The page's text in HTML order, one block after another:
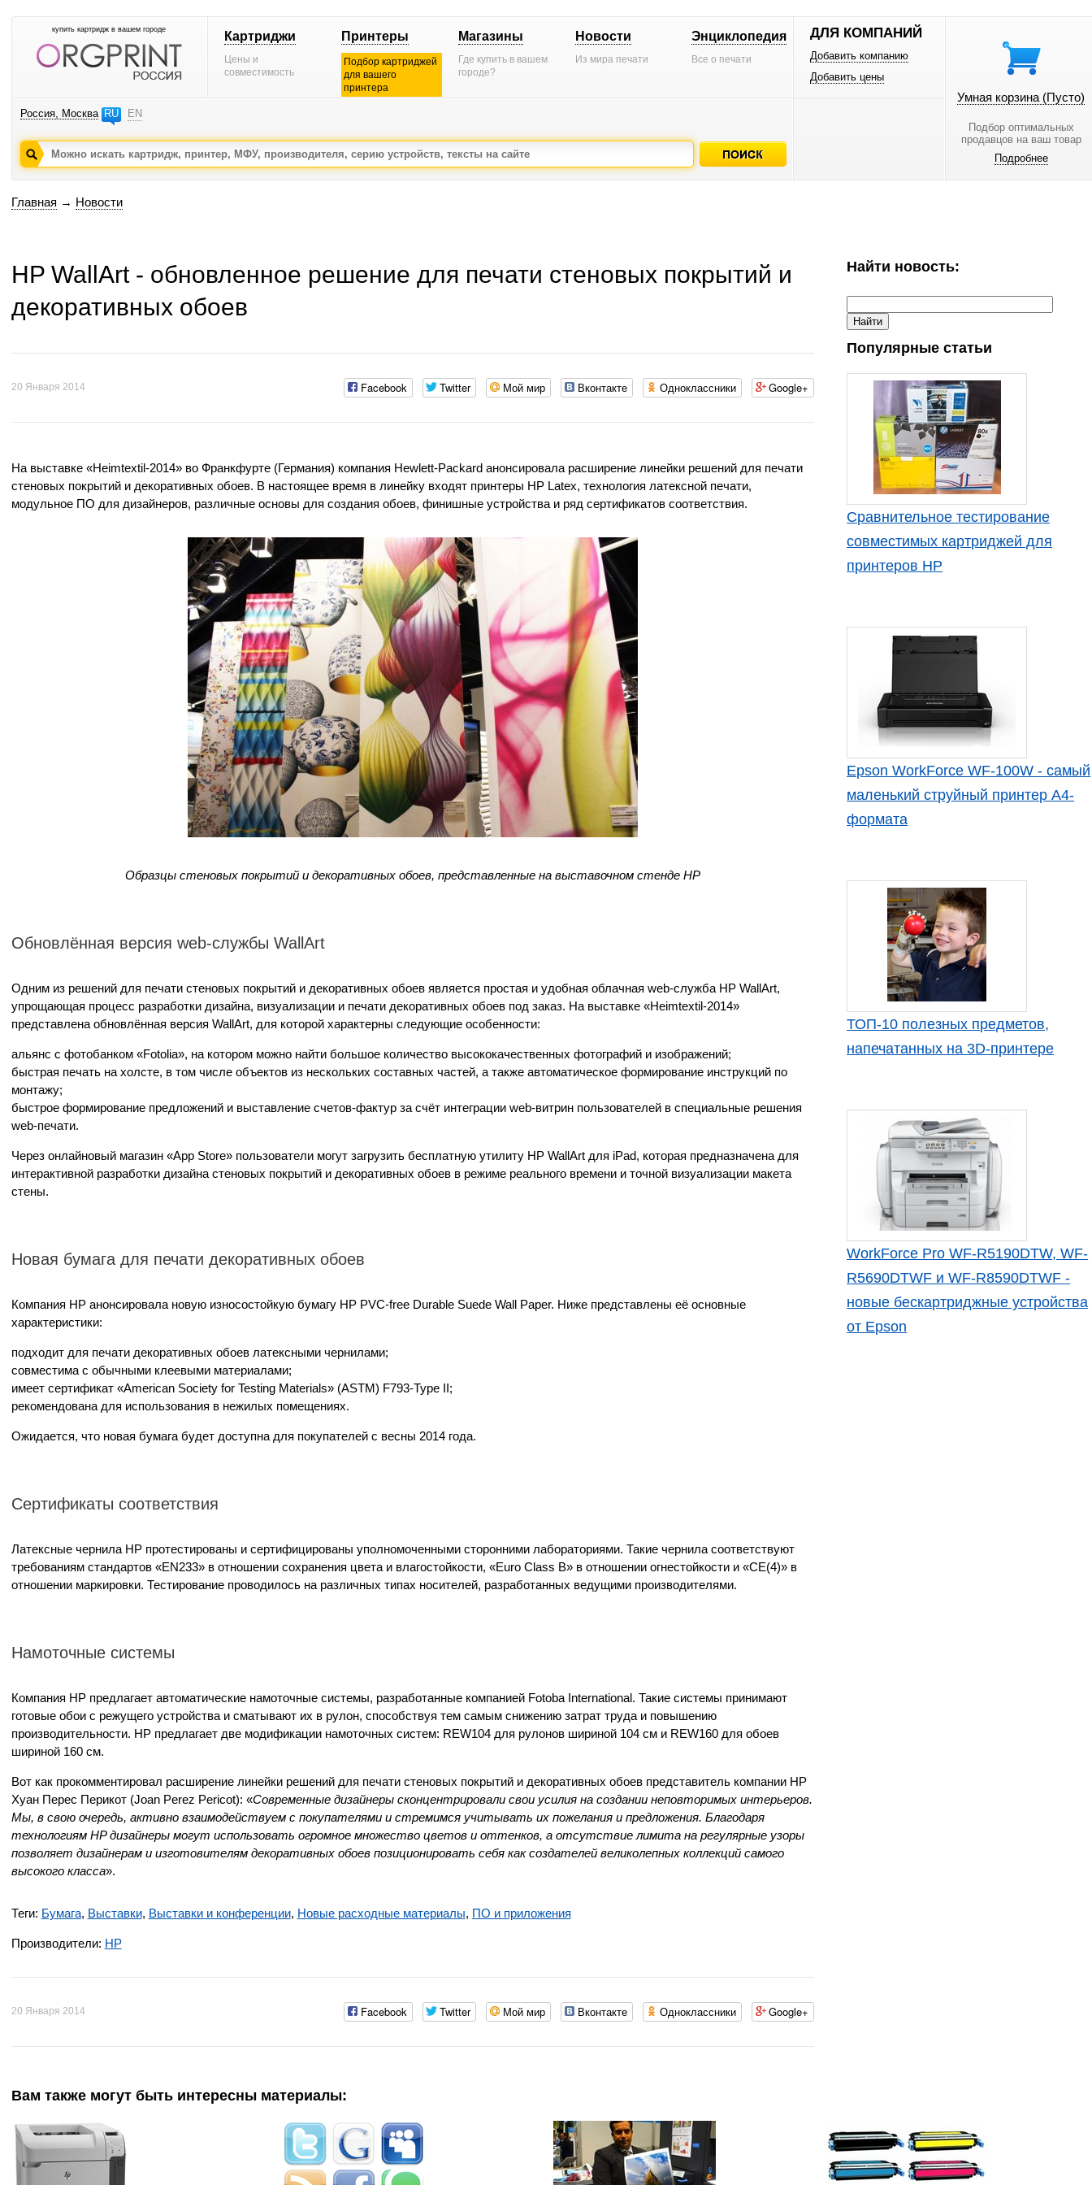
купить картридж в вашем городе Картриджи
Цены и
совместимость
Принтеры
Подбор картриджей
для вашего
принтера
Магазины
Где купить в вашем
городе?
Новости
Из мира печати
Энциклопедия
Все о печати
Россия, Москва RU EN
ДЛЯ КОМПАНИЙ
Добавить компанию
Добавить цены
Умная корзина (Пусто)
Подбор оптимальных
продавцов на ваш товар
Подробнее
Главная → Новости
HP WallArt - обновленное решение для печати стеновых покрытий и
декоративных обоев
20 Января 2014 Facebook Twitter Мой мир Вконтакте Одноклассники Google+
На выставке «Heimtextil-2014» во Франкфурте (Германия) компания Hewlett-Packard анонсировала расширение линейки решений для печати
стеновых покрытий и декоративных обоев. В настоящее время в линейку входят принтеры HP Latex, технология латексной печати,
модульное ПО для дизайнеров, различные основы для создания обоев, финишные устройства и ряд сертификатов соответствия.
Образцы стеновых покрытий и декоративных обоев, представленные на выставочном стенде HP
Обновлённая версия web-службы WallArt
Одним из решений для печати стеновых покрытий и декоративных обоев является простая и удобная облачная web-служба HP WallArt,
упрощающая процесс разработки дизайна, визуализации и печати декоративных обоев под заказ. На выставке «Неimteхtil-2014»
представлена обновлённая версия WallArt, для которой характерны следующие особенности:
альянс с фотобанком «Fotolia», на котором можно найти большое количество высококачественных фотографий и изображений;
быстрая печать на холсте, в том числе объектов из нескольких составных частей, а также автоматическое формирование инструкций по
монтажу;
быстрое формирование предложений и выставление счетов-фактур за счёт интеграции web-витрин пользователей в специальные решения
web-печати.
Через онлайновый магазин «App Store» пользователи могут загрузить бесплатную утилиту HP WallArt для iPad, которая предназначена для
интерактивной разработки дизайна стеновых покрытий и декоративных обоев в режиме реального времени и точной визуализации макета
стены.
Новая бумага для печати декоративных обоев
Компания HP анонсировала новую износостойкую бумагу HP PVC-free Durable Suede Wall Paper. Ниже представлены её основные
характеристики:
подходит для печати декоративных обоев латексными чернилами;
совместима с обычными клеевыми материалами;
имеет сертификат «American Society for Testing Materials» (ASTM) F793-Type II;
рекомендована для использования в нежилых помещениях.
Ожидается, что новая бумага будет доступна для покупателей с весны 2014 года.
Сертификаты соответствия
Латексные чернила HP протестированы и сертифицированы уполномоченными сторонними лабораториями. Такие чернила соответствуют
требованиям стандартов «EN233» в отношении сохранения цвета и влагостойкости, «Euro Class B» в отношении огнестойкости и «СЕ(4)» в
отношении маркировки. Тестирование проводилось на различных типах носителей, разработанных ведущими производителями.
Намоточные системы
Компания HP предлагает автоматические намоточные системы, разработанные компанией Fotoba International. Такие системы принимают
готовые обои с режущего устройства и сматывают их в рулон, способствуя тем самым снижению затрат труда и повышению
производительности. HP предлагает две модификации намоточных систем: REW104 для рулонов шириной 104 см и REW160 для обоев
шириной 160 см.
Вот как прокомментировал расширение линейки решений для печати стеновых покрытий и декоративных обоев представитель компании HP
Хуан Перес Перикот (Joan Perez Pericot): «Современные дизайнеры сконцентрировали свои усилия на создании неповторимых интерьеров.
Мы, в свою очередь, активно взаимодействуем с покупателями и стремимся учитывать их пожелания и предложения. Благодаря
технологиям HP дизайнеры могут использовать огромное множество цветов и оттенков, а отсутствие лимита на регулярные узоры
позволяет дизайнерам и изготовителям декоративных обоев позиционировать себя как создателей великолепных коллекций самого
высокого класса».
Теги: Бумага, Выставки, Выставки и конференции, Новые расходные материалы, ПО и приложения
Производители: HP
20 Января 2014 Facebook Twitter Мой мир Вконтакте Одноклассники Google+
Найти новость:
Популярные статьи
Сравнительное тестирование
совместимых картриджей для
принтеров HP
Epson WorkForce WF-100W - самый
маленький струйный принтер А4-
формата
ТОП-10 полезных предметов,
напечатанных на 3D-принтере
WorkForce Pro WF-R5190DTW, WF-
R5690DTWF и WF-R8590DTWF -
новые бескартриджные устройства
от Epson
Вам также могут быть интересны материалы: